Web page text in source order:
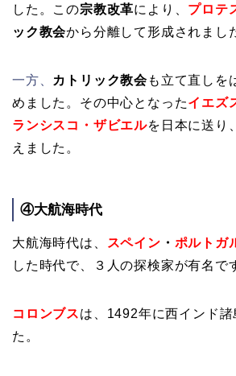
した。この宗教改革により、 プロテ
ック教会から分離して形成されまし
一方、 カトリック教会も立て直しを
めました。その中心となったイエズ
ランシスコ・ザビエルを日本に送り、
えました。
④大航海時代
大航海時代は、 スペイン ・ ポルトガ
した時代で、３人の探検家が有名で
コロンブスは、1492年に西インド諸
た。